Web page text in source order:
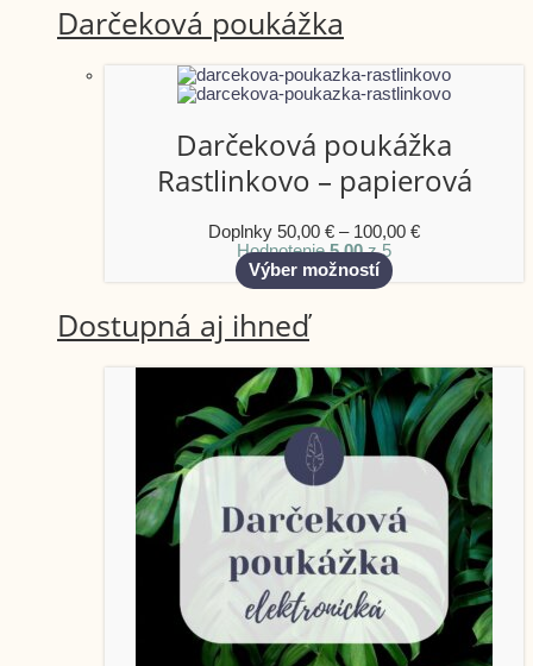
Darčeková poukážka
Darčeková poukážka
Rastlinkovo – papierová
Doplnky 50,00 € – 100,00 €
Hodnotenie5.00z 5
Výber možností
Dostupná aj ihneď